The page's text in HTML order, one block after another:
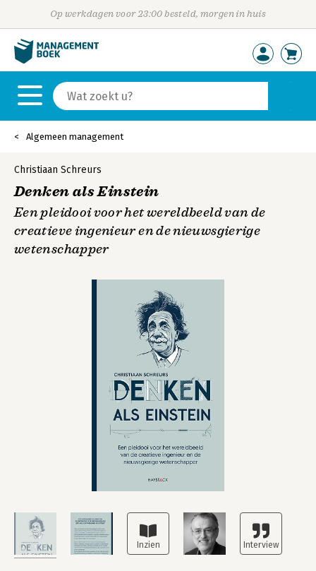
Op werkdagen voor 23:00 besteld, morgen in huis
Algemeen management
Christiaan Schreurs
Denken als Einstein
Een pleidooi voor het wereldbeeld van de
creatieve ingenieur en de nieuwsgierige
wetenschapper